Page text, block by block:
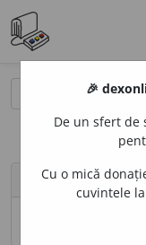
person miri
Numele și adresa
🎉
De un sfert de
Cu o mică
cuvintele